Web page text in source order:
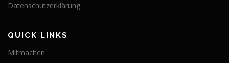
Datenschutzerklärung
QUICK LINKS
Mitmachen